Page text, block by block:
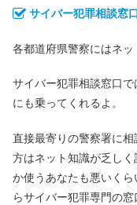
サイバー犯罪相談窓
各都道府県警察にはネッ
サイバー犯罪相談窓口
にも乗ってくれるよ。
直接最寄りの警察署に
方はネット知識が乏し
か使うあなたも悪いく
らサイバー犯罪専門の